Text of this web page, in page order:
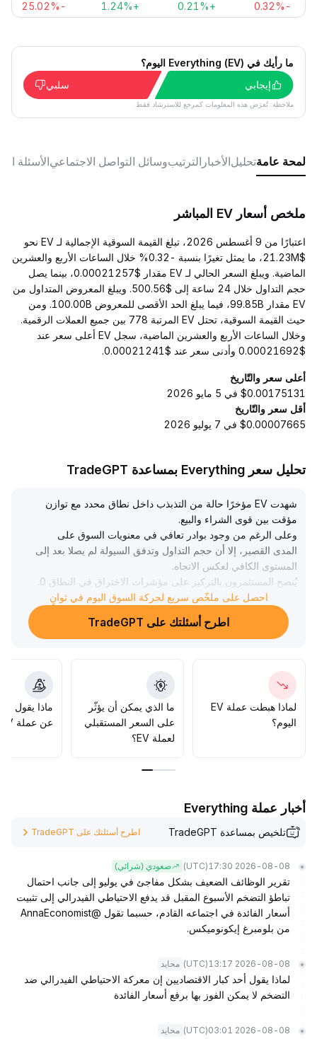
-0.32%
+0.21%
+1.24%
-25.02%
ما رأيك في Everything (EV) اليوم؟
إيجابي
سلبي
ملاحظة: تُعرَض هذه المعلومات كمرجع للاسترشاد فقط.
لمحة عامةتحليلالأخبار الترتيبوسائل التواصل الاجتماعيالأسئلة
ملخص أسعار EV المباشر
اعتبارًا من 9 أغسطس 2026، تبلغ القيمة السوقية الإجمالية لـ EV نحو
$21.23M، ما يمثل تغيرًا بنسبة -0.32% خلال الساعات الأربع والعشرين
الماضية. ويبلغ السعر الحالي لـ EV مقدار $0.00021257، بينما يصل
حجم التداول خلال 24 ساعة إلى $500.56. ويبلغ المعروض المتداول من
EV مقدار 99.85B، فيما يبلغ الحد الأقصى للمعروض 100.00B. ومن
حيث القيمة السوقية، تحتل EV المرتبة 778 بين جميع العملات الرقمية.
وخلال الساعات الأربع والعشرين الماضية، سجل EV أعلى سعر عند
$0.00021692 وأدنى سعر عند $0.00021241.
أعلى سعر والتّاريخ
$0.00175131 في 5 مايو 2026
أقل سعر والتّاريخ
$0.00007665 في 7 يوليو 2026
تحليل سعر Everything بمساعدة TradeGPT
شهدت EV مؤخرًا حالة من التذبذب داخل نطاق محدد مع توازن
مؤقت بين قوى الشراء والبيع.
وعلى الرغم من وجود بوادر تعافي في معنويات السوق على
المدى القصير، إلا أن حجم التداول وتدفق السيولة لم يصلا بعد إلى
المستوى الكافي لعكس الاتجاه.
يُنصح المستثمرون بالتركيز على مؤشرات الاختراق في النطاق 0
98 من حيث الحجم والسعر، بالإضافة إلى استمرار صافي تدفق
السيولة للداخل
المراكز بشكل عشوائي مع تتبع التطورات الفنية بشكل ديناميكي
وانتقاء فرص الدخول المناسبة
احصل على ملخّص سريع لحركة السوق اليوم في ثوانٍ
اطرح أسئلتك على TradeGPT
لماذا هبطت عملة EV
اليوم؟
ما الذي يمكن أن يؤثّر
على السعر المستقبلي
لعملة EV؟
ماذا يقول
عن عملة EV؟
أخبار عملة Everything
تلخيص بمساعدة TradeGPT اطرح أسئلتك على TradeGPT
2026-08-08 17:30
(UTC) صعودي (شرائي)
تقرير الوظائف الضعيف بشكل مفاجئ في يوليو إلى جانب احتمال
تباطؤ التضخم الأسبوع المقبل قد يدفع الاحتياطي الفيدرالي إلى تثبيت
أسعار الفائدة في اجتماعه القادم، حسبما تقول @AnnaEconomist
من بلومبرغ إيكونوميكس.
2026-08-08 13:17
(UTC) محايد
لماذا يقول أحد كبار الاقتصاديين إن معركة الاحتياطي الفيدرالي ضد
التضخم لا يمكن الفوز بها برفع أسعار الفائدة
2026-08-08 03:01
(UTC) محايد